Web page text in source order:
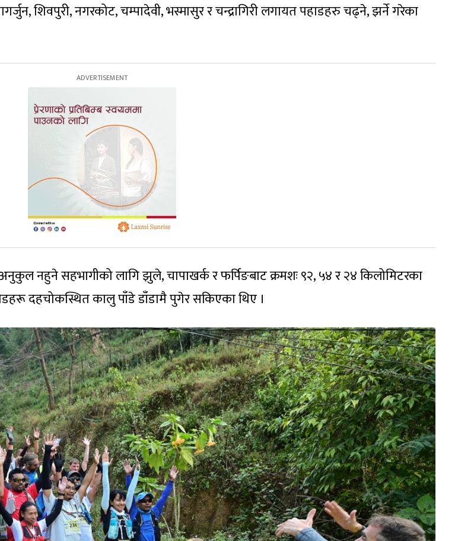
शिवपुरी, नगरकोट, चम्पादेवी, भस्मासुर र चन्द्रागिरी लगायत पहाडहरु चढ्ने, झर्ने गरेका
अनुकुल नहुने सहभागीको लागि झुले, चापाखर्क र फर्पिङबाट क्रमशः ९२, ५४ र २४ किलोमिटरका
दहचोकस्थित कालु पाँडे डाँडामै पुगेर सकिएका थिए ।